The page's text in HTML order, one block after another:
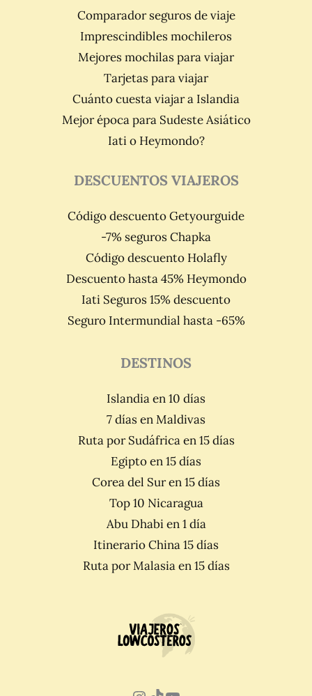
Comparador seguros de viaje
Imprescindibles mochileros
Mejores mochilas para viajar
Tarjetas para viajar
Cuánto cuesta viajar a Islandia
Mejor época para Sudeste Asiático
Iati o Heymondo?
DESCUENTOS VIAJEROS
Código descuento Getyourguide
-7% seguros Chapka
Código descuento Holafly
Descuento hasta 45% Heymondo
Iati Seguros 15% descuento
Seguro Intermundial hasta -65%
DESTINOS
Islandia en 10 días
7 días en Maldivas
Ruta por Sudáfrica en 15 días
Egipto en 15 días
Corea del Sur en 15 días
Top 10 Nicaragua
Abu Dhabi en 1 día
Itinerario China 15 días
Ruta por Malasia en 15 días